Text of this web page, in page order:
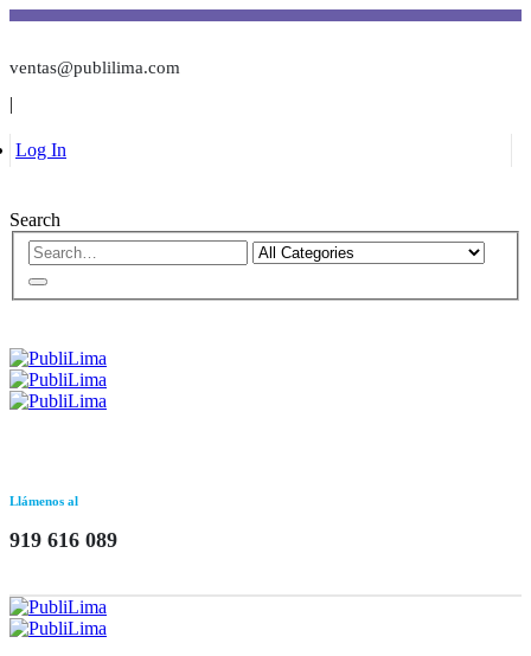
ventas@publilima.com
|
Log In
Search
Llámenos al
919 616 089